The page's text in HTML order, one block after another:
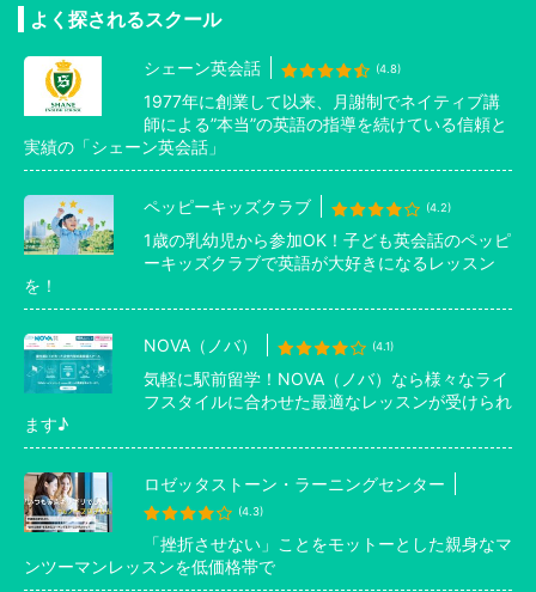
よく探されるスクール
シェーン英会話 (4.8)
1977年に創業して以来、月謝制でネイティブ講
師による”本当”の英語の指導を続けている信頼と
実績の「シェーン英会話」
ペッピーキッズクラブ (4.2)
1歳の乳幼児から参加OK！子ども英会話のペッピ
ーキッズクラブで英語が大好きになるレッスン
を！
NOVA（ノバ） (4.1)
気軽に駅前留学！NOVA（ノバ）なら様々なライ
フスタイルに合わせた最適なレッスンが受けられ
ます♪
ロゼッタストーン・ラーニングセンター
(4.3)
「挫折させない」ことをモットーとした親身なマ
ンツーマンレッスンを低価格帯で